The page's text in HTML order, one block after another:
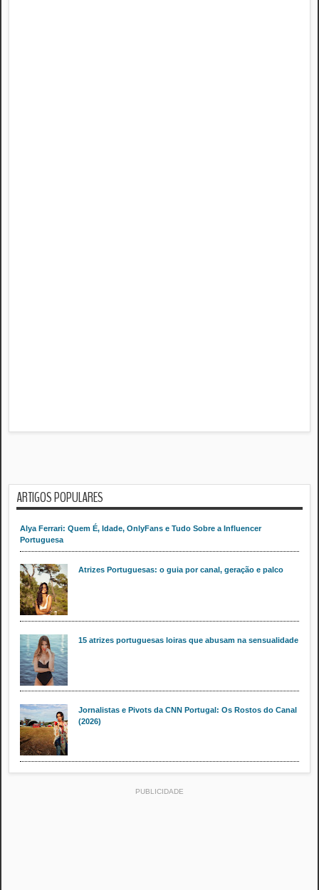
ARTIGOS POPULARES
Alya Ferrari: Quem É, Idade, OnlyFans e Tudo Sobre a Influencer
Portuguesa
Atrizes Portuguesas: o guia por canal, geração e palco
15 atrizes portuguesas loiras que abusam na sensualidade
Jornalistas e Pivots da CNN Portugal: Os Rostos do Canal
(2026)
PUBLICIDADE